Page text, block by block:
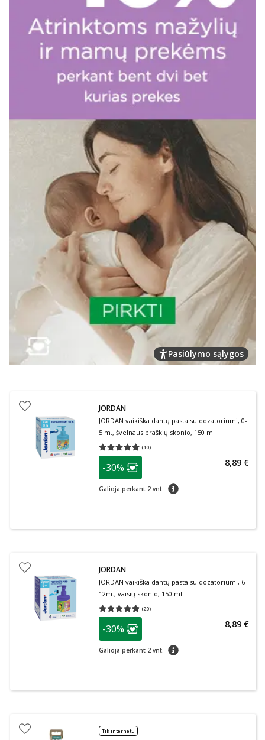
Pasiūlymo sąlygos
JORDAN
JORDAN vaikiška dantų pasta su dozatoriumi, 0-
5 m., švelnaus braškių skonio, 150 ml
(10)
Vidutinis įvertinimas 4.80
patarimas
Lojalumo klubo narių nuolaida
-30%
Galioja perkant 2 vnt. patarimas
8,89 €
JORDAN
JORDAN vaikiška dantų pasta su dozatoriumi, 6-
12m., vaisių skonio, 150 ml
(20)
Vidutinis įvertinimas 4.90
patarimas
Lojalumo klubo narių nuolaida
-30%
Galioja perkant 2 vnt. patarimas
8,89 €
Tik internetu